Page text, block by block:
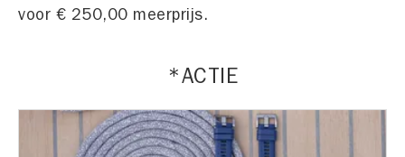
voor € 250,00 meerprijs.
*ACTIE